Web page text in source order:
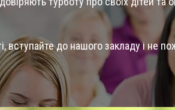
до нашого закладу і не